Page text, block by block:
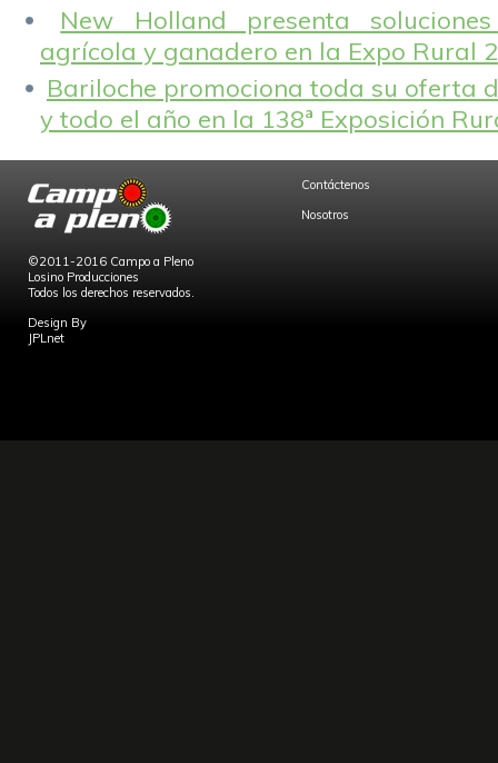
New Holland presenta
agrícola y ganadero en la Expo Rural
Bariloche promociona toda su oferta
y todo el año en la 138ª Exposición
©2011-2016 Campo a Pleno
Losino Producciones
Todos los derechos reservados.
Design By
JPLnet
Contáctenos
Nosotros